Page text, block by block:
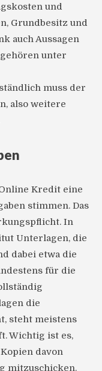
und
Grundbesitz und
auch Aussagen
unter
muss der
also weitere
Kredit eine
stimmen. Das
In
Unterlagen, die
dabei etwa die
für die
die
steht meistens
Wichtig ist es,
davon
mitzuschicken.